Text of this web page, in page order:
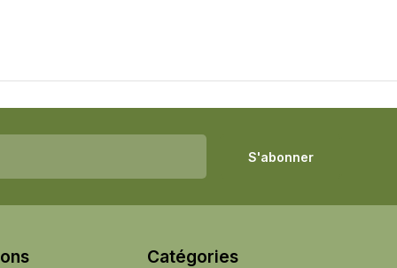
S'abonner
Catégories